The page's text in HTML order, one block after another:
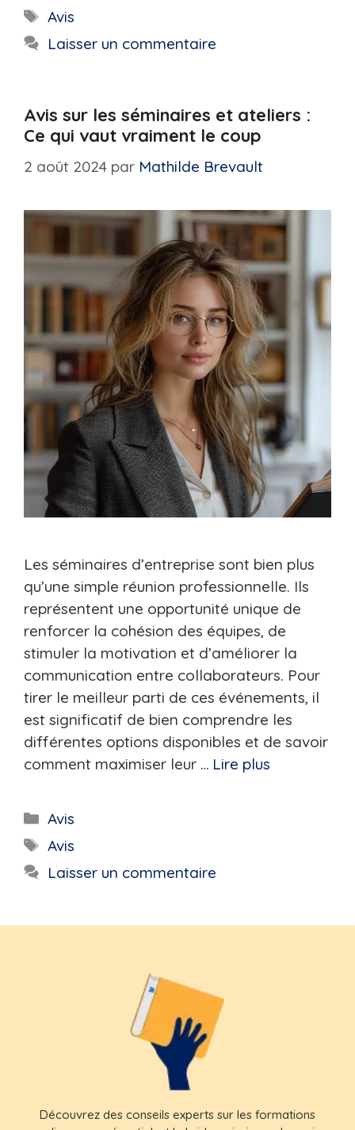
Étiquettes
Avis
Laisser un commentaire
Avis sur les séminaires et ateliers :
Ce qui vaut vraiment le coup
2 août 2024 par Mathilde Brevault
Les séminaires d’entreprise sont bien plus
qu’une simple réunion professionnelle. Ils
représentent une opportunité unique de
renforcer la cohésion des équipes, de
stimuler la motivation et d’améliorer la
communication entre collaborateurs. Pour
tirer le meilleur parti de ces événements, il
est significatif de bien comprendre les
différentes options disponibles et de savoir
comment maximiser leur … Lire plus
Catégories
Avis
Étiquettes
Avis
Laisser un commentaire
Découvrez des conseils experts sur les formations